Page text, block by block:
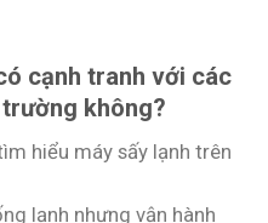
cạnh tranh với các
không?
hiểu máy sấy lạnh trên
lạnh nhưng vận hành